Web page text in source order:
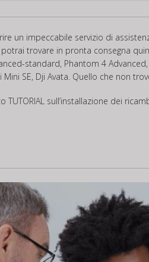
un impeccabile servizio di
trovare in pronta consegna
standard, Phantom 4
Mini SE, Dji Avata. Quello che
TUTORIALsull’installazione dei